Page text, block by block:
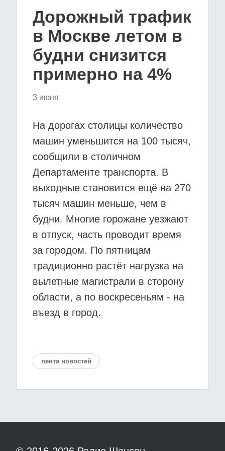
Дорожный трафик
в Москве летом в
будни снизится
примерно на 4%
3 июня
На дорогах столицы количество
машин уменьшится на 100 тысяч,
сообщили в столичном
Департаменте транспорта. В
выходные становится ещё на 270
тысяч машин меньше, чем в
будни. Многие горожане уезжают
в отпуск, часть проводит время
за городом. По пятницам
традиционно растёт нагрузка на
вылетные магистрали в сторону
области, а по воскресеньям - на
въезд в город.
лента новостей